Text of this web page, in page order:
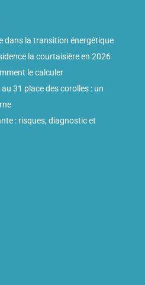
dans la transition énergétique
la courtaisière en 2026
le calculer
31 place des corolles : un
: risques, diagnostic et